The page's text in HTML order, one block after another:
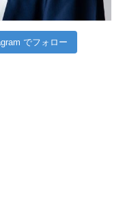
でフォロー